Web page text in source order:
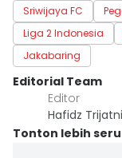
Sriwijaya FC
Liga 2 Indonesia
Jakabaring
Editorial Team
Editor
Hafidz
Tonton lebih